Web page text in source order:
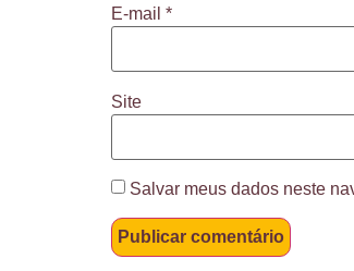
E-mail *
Site
Salvar meus dados neste